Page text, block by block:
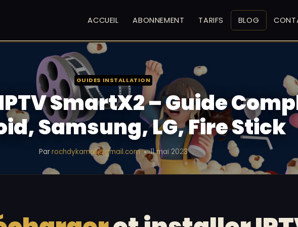
ACCUEIL ABONNEMENT TARIFS BLOG
GUIDES INSTALLATION
SmartX2 – Guide
Samsung, LG, Fire Stick
Parrochdykamali@gmail.com 11 mai 2023